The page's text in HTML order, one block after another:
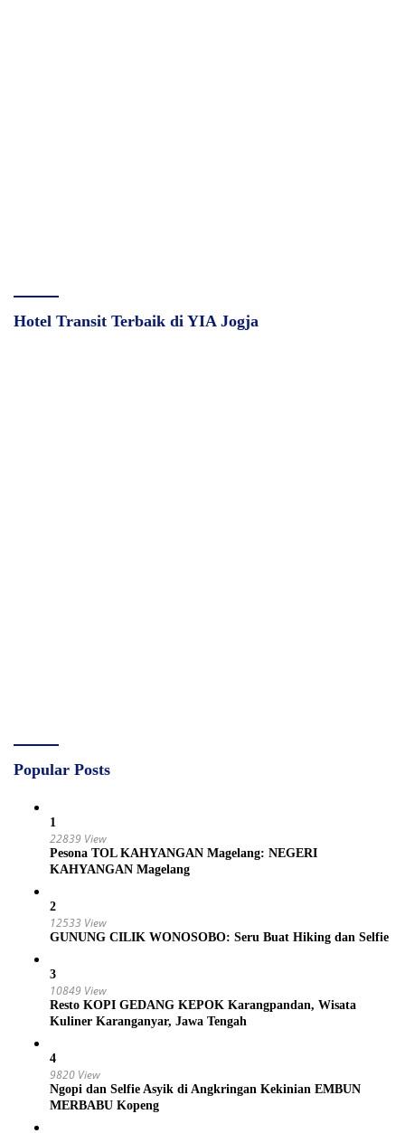
Hotel Transit Terbaik di YIA Jogja
Popular Posts
1
22839 View
Pesona TOL KAHYANGAN Magelang: NEGERI
KAHYANGAN Magelang
2
12533 View
GUNUNG CILIK WONOSOBO: Seru Buat Hiking dan Selfie
3
10849 View
Resto KOPI GEDANG KEPOK Karangpandan, Wisata
Kuliner Karanganyar, Jawa Tengah
4
9820 View
Ngopi dan Selfie Asyik di Angkringan Kekinian EMBUN
MERBABU Kopeng